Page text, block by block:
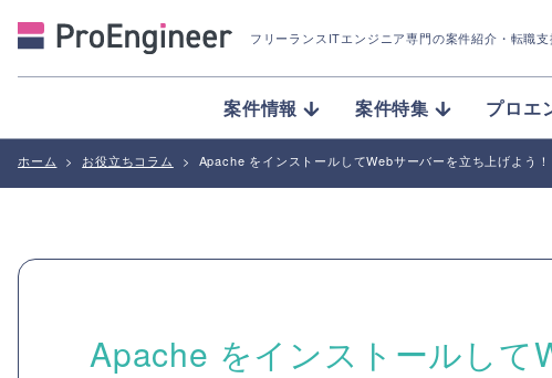
フリーランスITエンジニア専門の案件紹介 ・転職
案件情報 案件特集 プロエ
ホーム > お役立ちコラム > Apache をインストールしてWebサーバーを立ち上げよう！
Apache をインストールして